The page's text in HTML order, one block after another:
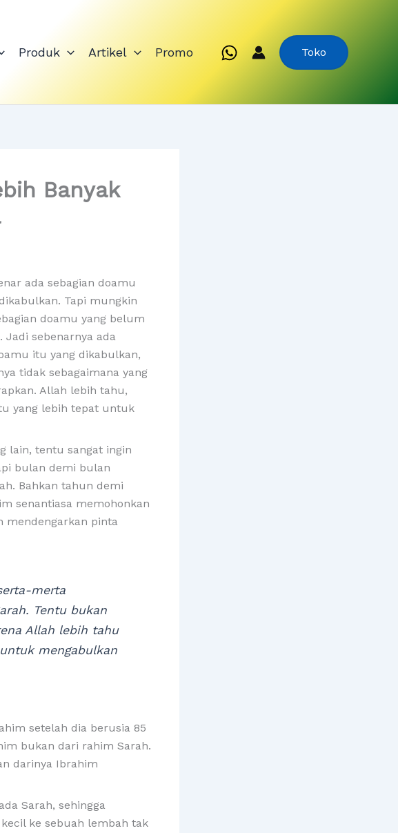
Produk Artikel Promo Toko
Banyak
ada sebagian doamu
Tapi mungkin
doamu yang belum
Jadi sebenarnya ada
itu yang dikabulkan,
tidak sebagaimana yang
Allah lebih tahu,
yang lebih tepat untuk
lain, tentu sangat ingin
bulan demi bulan
Bahkan tahun demi
senantiasa memohonkan
mendengarkan pinta
merta
Tentu bukan
Allah lebih tahu
mengabulkan
setelah dia berusia 85
bukan dari rahim Sarah.
darinya Ibrahim
Sarah, sehingga
ke sebuah lembah tak